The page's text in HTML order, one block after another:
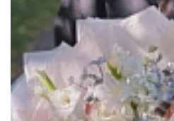
Лизы Чайкиной 25
работаем круглосуточно